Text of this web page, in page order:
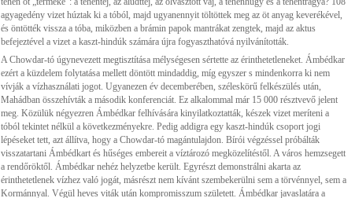
agyagedény vizet húztak ki a tóból, majd ugyanennyit töltöttek meg az öt anyag keverékével,
és öntötték vissza a tóba, miközben a brámin papok mantrákat zengtek, majd az aktus
befejeztével a vizet a kaszt-hindúk számára újra fogyaszthatóvá nyilvánították.
A Chowdar-tó úgynevezett megtisztítása mélységesen sértette az érinthetetleneket. Ámbédkar
ezért a küzdelem folytatása mellett döntött mindaddig, míg egyszer s mindenkorra ki nem
vívják a vízhasználati jogot. Ugyanezen év decemberében, széleskörű felkészülés után,
Mahádban összehívták a második konferenciát. Ez alkalommal már 15 000 résztvevő jelent
meg. Közülük négyezren Ámbédkar felhívására kinyilatkoztatták, készek vizet meríteni a
tóból tekintet nélkül a következményekre. Pedig addigra egy kaszt-hindúk csoport jogi
lépéseket tett, azt állítva, hogy a Chowdar-tó magántulajdon. Bírói végzéssel próbálták
visszatartani Ámbédkart és hűséges embereit a víztározó megközelítéstől. A város hemzsegett
a rendőröktől. Ámbédkar nehéz helyzetbe került. Egyrészt demonstrálni akarta az
érinthetetlenek vízhez való jogát, másrészt nem kívánt szembekerülni sem a törvénnyel, sem a
Kormánnyal. Végül heves viták után kompromisszum született. Ámbédkar javaslatára a